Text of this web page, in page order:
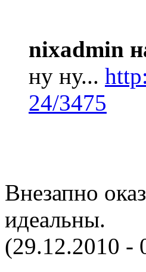
nixadmin
ну ну...
24/3475
Внезапно
идеальны.
(29.12.2010 -